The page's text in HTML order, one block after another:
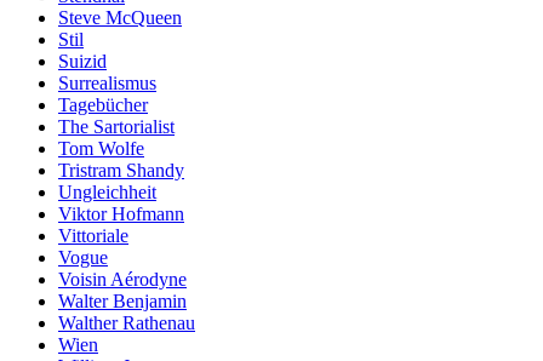
Steve McQueen
Stil
Suizid
Surrealismus
Tagebücher
The Sartorialist
Tom Wolfe
Tristram Shandy
Ungleichheit
Viktor Hofmann
Vittoriale
Vogue
Voisin Aérodyne
Walter Benjamin
Walther Rathenau
Wien